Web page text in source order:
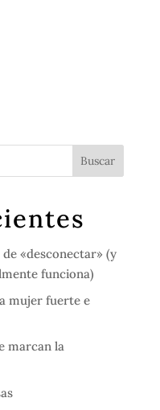
«desconectar» (y
funciona)
mujer fuerte e
marcan la